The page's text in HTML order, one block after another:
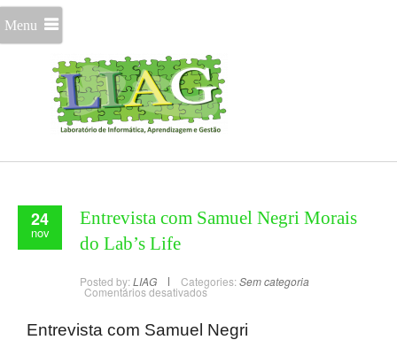
Menu
24
nov
Entrevista com Samuel Negri Morais
do Lab’s Life
Posted by: LIAG Categories: Sem categoria
Comentários desativados
Entrevista com Samuel Negri